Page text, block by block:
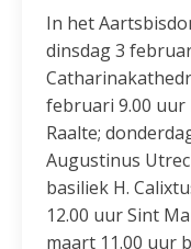
In het
dinsdag 3
februari 9.00
Raalte;
Augustinus
basiliek H.
12.00 uur Sint
maart 11.00 uur